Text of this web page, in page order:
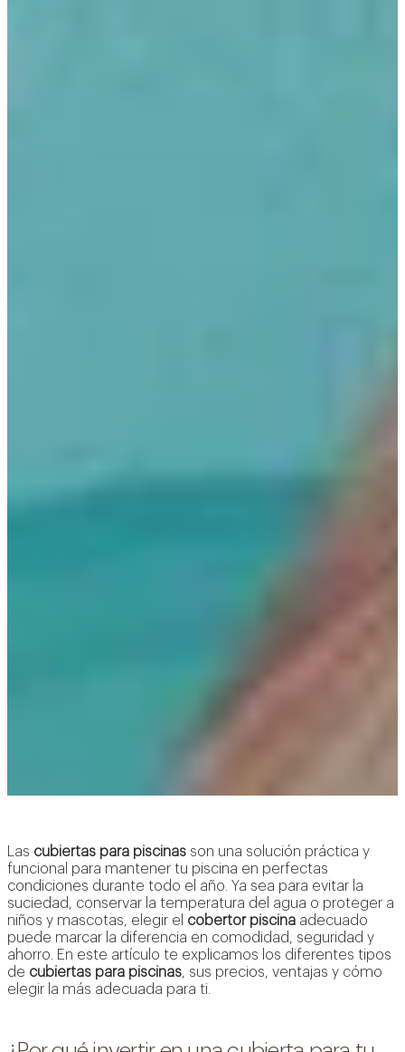
Las cubiertas para piscinas son una solución práctica y
funcional para mantener tu piscina en perfectas
condiciones durante todo el año. Ya sea para evitar la
suciedad, conservar la temperatura del agua o proteger a
niños y mascotas, elegir el cobertor piscina adecuado
puede marcar la diferencia en comodidad, seguridad y
ahorro. En este artículo te explicamos los diferentes tipos
de cubiertas para piscinas, sus precios, ventajas y cómo
elegir la más adecuada para ti.